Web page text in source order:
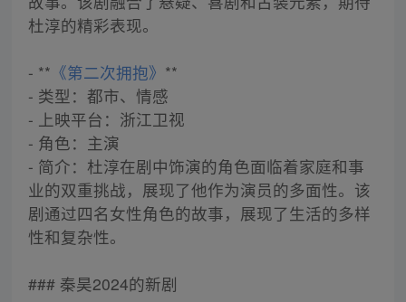
杜淳的精彩表现。
- ** 《第二次拥抱》 **
- 类型：都市、情感
- 上映平台：浙江卫视
- 角色：主演
- 简介：杜淳在剧中饰演的角色面临着家庭和事
业的双重挑战，展现了他作为演员的多面性。该
剧通过四名女性角色的故事，展现了生活的多样
性和复杂性。
### 秦昊2024的新剧